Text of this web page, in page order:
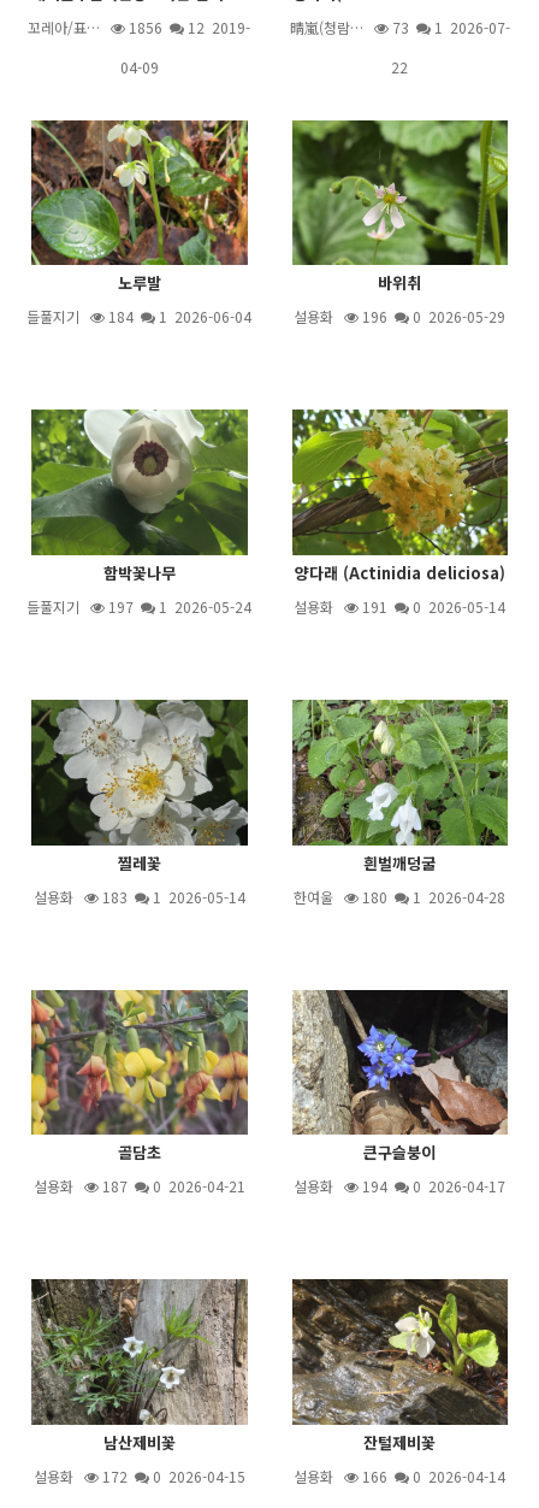
꼬레아/표… 1856 12 2019-
04-09
晴嵐(청람… 73 1 2026-07-
22
노루발
들풀지기 184 1 2026-06-04
바위취
설용화 196 0 2026-05-29
함박꽃나무
들풀지기 197 1 2026-05-24
양다래 (Actinidia deliciosa)
설용화 191 0 2026-05-14
찔레꽃
설용화 183 1 2026-05-14
흰벌깨덩굴
한여울 180 1 2026-04-28
골담초
설용화 187 0 2026-04-21
큰구슬붕이
설용화 194 0 2026-04-17
남산제비꽃
설용화 172 0 2026-04-15
잔털제비꽃
설용화 166 0 2026-04-14